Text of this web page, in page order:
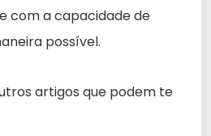
com a capacidade de
possível.
artigos que podem te